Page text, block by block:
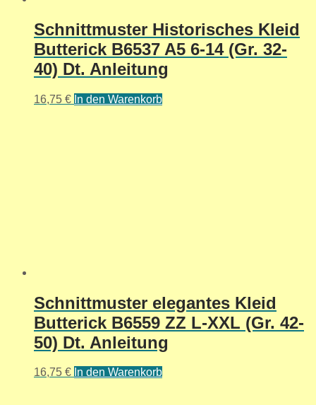
Schnittmuster Historisches Kleid
Butterick B6537 A5 6-14 (Gr. 32-
40) Dt. Anleitung
16,75 € In den Warenkorb
Schnittmuster elegantes Kleid
Butterick B6559 ZZ L-XXL (Gr. 42-
50) Dt. Anleitung
16,75 € In den Warenkorb